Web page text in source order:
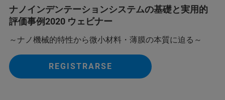
ナノインデンテーションシステムの基礎と実用的
評価事例2020 ウェビナー
～ナノ機械的特性から微小材料・薄膜の本質に迫る～
REGISTRARSE